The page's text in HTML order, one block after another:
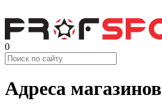
0
Адреса магазинов